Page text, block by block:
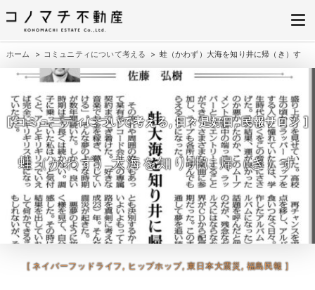
株式会社コノマチ不動産
空き家を開き家へ。不動産・空き家の売却、ご相談はコノマチ不動産へ
ホーム
コミュニティについて考える 蛙（かわず）大海を知り井に帰（き）す
コミュニティについて考える,日々是好日,民報サロン
ネイバーフッドライフ, ヒップホップ, 東日本大震災, 福島民報
蛙（かわず）大海を知り井に帰（き）す